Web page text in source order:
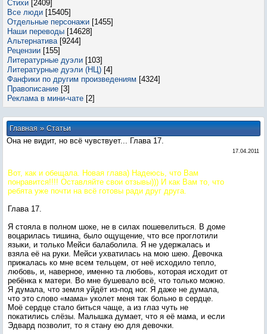
Стихи [2409]
Все люди [15405]
Отдельные персонажи [1455]
Наши переводы [14628]
Альтернатива [9244]
Рецензии [155]
Литературные дуэли [103]
Литературные дуэли (НЦ) [4]
Фанфики по другим произведениям [4324]
Правописание [3]
Реклама в мини-чате [2]
Главная»Статьи
Она не видит, но всё чувствует... Глава 17.
17.04.2011
Вот, как и обещала. Новая глава) Надеюсь, что Вам
понравится!!!! Оставляйте свои отзывы))) И как Вам то, что
ребята уже почти на всё готовы ради друг друга.
Глава 17.
Я стояла в полном шоке, не в силах пошевелиться. В доме
воцарилась тишина, было ощущение, что все проглотили
языки, и только Мейси балаболила. Я не удержалась и
взяла её на руки. Мейси ухватилась на мою шею. Девочка
прижалась ко мне всем тельцем, от неё исходило тепло,
любовь, и, наверное, именно та любовь, которая исходит от
ребёнка к матери. Во мне бушевало всё, что только можно.
Я думала, что земля уйдёт из-под ног. Я даже не думала,
что это слово «мама» уколет меня так больно в сердце.
Моё сердце стало биться чаще, а из глаз чуть не
покатились слёзы. Малышка думает, что я её мама, и если
Эдвард позволит, то я стану ею для девочки.